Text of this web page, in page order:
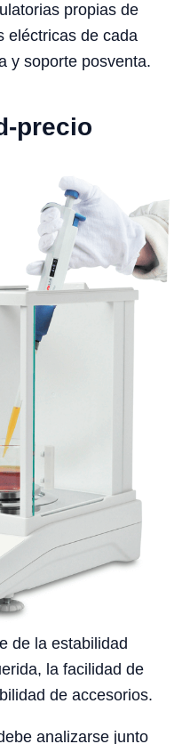
propias de
eléctricas de cada
y soporte posventa.
precio
de la estabilidad
la facilidad de
de accesorios.
analizarse junto